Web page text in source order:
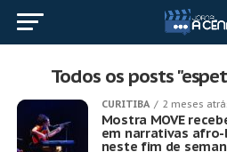
Todos os posts
CURITIBA 2 meses
Mostra MOVE
em narrativas
neste fim de